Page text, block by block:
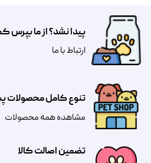
تضمین اصالت کالا
تنوع کامل محصولات
مشاهده همه محصولات
پیدا نشد؟ از ما
​​​ارتباط با ما